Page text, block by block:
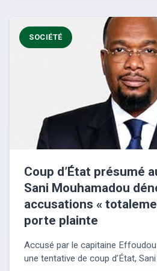
SOCIÉTÉ
Coup d’État présumé
Sani Mouhamadou
accusations «
porte plainte
Accusé par le capitaine Effoudou
une tentative de coup d’État, Sani